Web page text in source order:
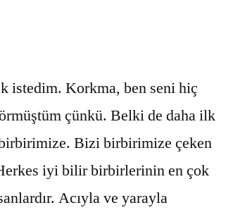
istedim. Korkma, ben seni hiç
çünkü. Belki de daha ilk
Bizi birbirimize çeken
Herkes iyi bilir birbirlerinin en çok
Acıyla ve yarayla